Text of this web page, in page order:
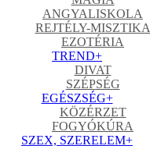
ANGYALISKOLA
REJTÉLY-MISZTIKA
EZOTÉRIA
TREND+
DIVAT
SZÉPSÉG
EGÉSZSÉG+
KÖZÉRZET
FOGYÓKÚRA
SZEX, SZERELEM+